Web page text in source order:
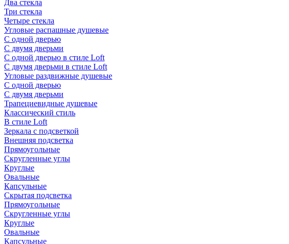
Два стекла
Три стекла
Четыре стекла
Угловые распашные душевые
С одной дверью
С двумя дверьми
С одной дверью в стиле Loft
С двумя дверьми в стиле Loft
Угловые раздвижные душевые
С одной дверью
С двумя дверьми
Трапециевидные душевые
Классический стиль
В стиле Loft
Зеркала с подсветкой
Внешняя подсветка
Прямоугольные
Скругленные углы
Круглые
Овальные
Капсульные
Скрытая подсветка
Прямоугольные
Скругленные углы
Круглые
Овальные
Капсульные